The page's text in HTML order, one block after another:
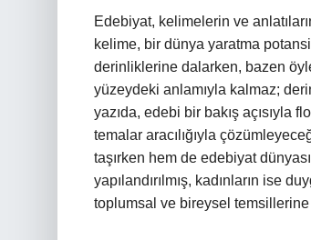
Edebiyat, kelimelerin ve
kelime, bir dünya yaratma
derinliklerine dalarken, bazen
yüzeydeki anlamıyla kalmaz;
yazıda, edebi bir bakış açısıyla
temalar aracılığıyla
taşırken hem de edebiyat
yapılandırılmış, kadınların ise
toplumsal ve bireysel temsillerine